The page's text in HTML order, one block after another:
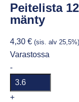
Peitelista
mänty
4,30 € (sis. alv 25,5%)
Varastossa
-
+